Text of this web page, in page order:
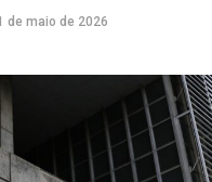
de maio de 2026